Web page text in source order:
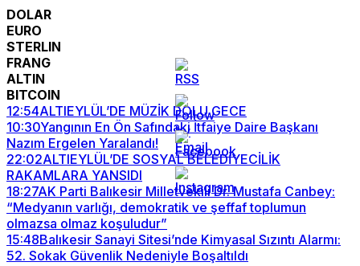
DOLAR
EURO
STERLIN
FRANG
ALTIN
BITCOIN
12:54ALTIEYLÜL’DE MÜZİK DOLU GECE
10:30Yangının En Ön Safındaki İtfaiye Daire Başkanı
Nazım Ergelen Yaralandı!
22:02ALTIEYLÜL’DE SOSYAL BELEDİYECİLİK
RAKAMLARA YANSIDI
18:27AK Parti Balıkesir Milletvekili Dr. Mustafa Canbey:
“Medyanın varlığı, demokratik ve şeffaf toplumun
olmazsa olmaz koşuludur”
15:48Balıkesir Sanayi Sitesi’nde Kimyasal Sızıntı Alarmı:
52. Sokak Güvenlik Nedeniyle Boşaltıldı